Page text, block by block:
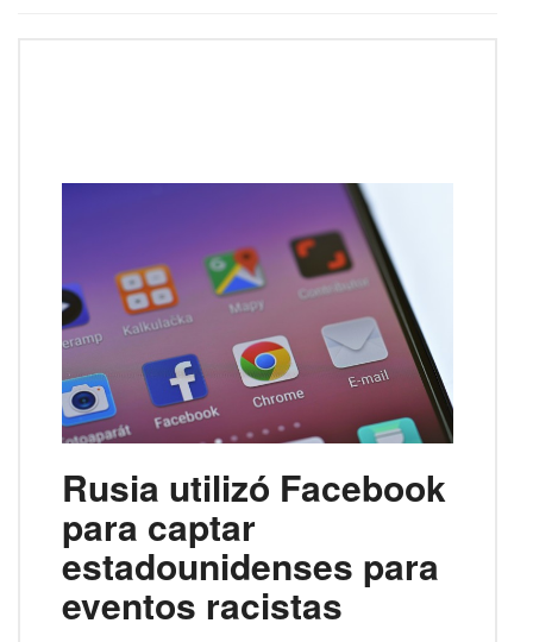
Rusia utilizó Facebook
para captar
estadounidenses para
eventos racistas